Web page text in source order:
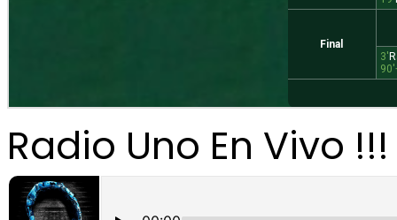
Radio Uno En Vivo !!!